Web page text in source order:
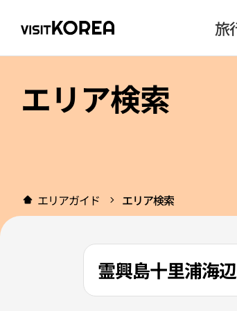
旅
エリア検索
エリアガイド エリア検索
霊興島十里浦海